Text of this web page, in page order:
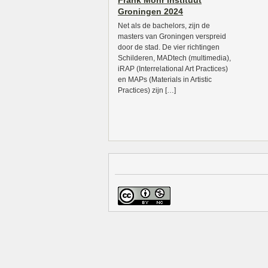
Groningen 2024
Net als de bachelors, zijn de
masters van Groningen verspreid
door de stad. De vier richtingen
Schilderen, MADtech (multimedia),
iRAP (Interrelational Art Practices)
en MAPs (Materials in Artistic
Practices) zijn […]